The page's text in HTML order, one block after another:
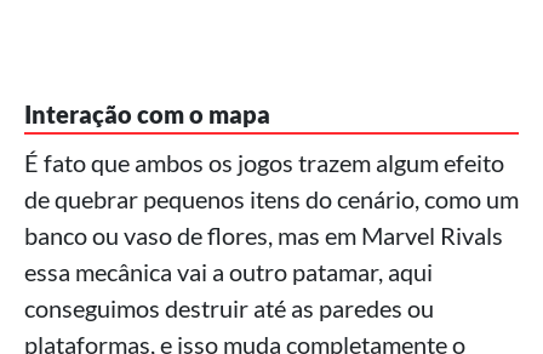
Interação com o mapa
É fato que ambos os jogos trazem algum efeito
de quebrar pequenos itens do cenário, como um
banco ou vaso de flores, mas em Marvel Rivals
essa mecânica vai a outro patamar, aqui
conseguimos destruir até as paredes ou
plataformas, e isso muda completamente o